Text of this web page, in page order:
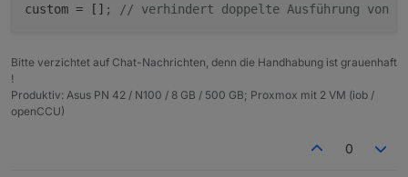
        "number_to_multi_condition": "",
        "boolean_to_string_value_false": "",
        "string_prefix": "",
        "string_to_boolean_value_false": "",
custom = [] ; // verhindert doppelte Ausführung
Bitte verzichtet auf Chat-Nachrichten, denn die Handhabung ist grauenhaft
!
Produktiv: Asus PN 42 / N100 / 8 GB / 500 GB; Proxmox mit 2 VM (iob /
openCCU)
0